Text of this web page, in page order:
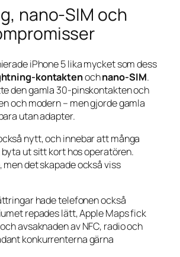
nano-SIM och
iPhone 5 lika mycket som dess
kontaktenochnano-SIM.
den gamla 30-pinskontakten och
och modern – men gjorde gamla
utan adapter.
nytt, och innebar att många
ut sitt kort hos operatören.
men det skapade också viss
hade telefonen också
repades lätt, Apple Maps fick
avsaknaden av NFC, radio och
konkurrenterna gärna